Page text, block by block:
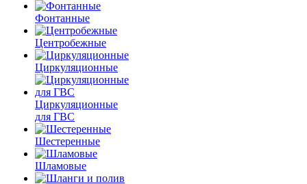
Фонтанные
Центробежные
Циркуляционные
Циркуляционные
для ГВС
Шестеренные
Шламовые